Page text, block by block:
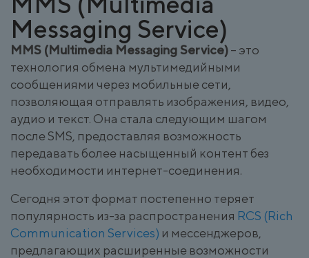
Messaging Service)
MMS (Multimedia Messaging Service)– это
технология обмена мультимедийными
сообщениями через мобильные сети,
позволяющая отправлять изображения, видео,
аудио и текст. Она стала следующим шагом
после SMS, предоставляя возможность
передавать более насыщенный контент без
необходимости интернет-соединения.
Сегодня этот формат постепенно теряет
популярность из-за распространения RCS (Rich
Communication Services) и мессенджеров,
предлагающих расширенные возможности